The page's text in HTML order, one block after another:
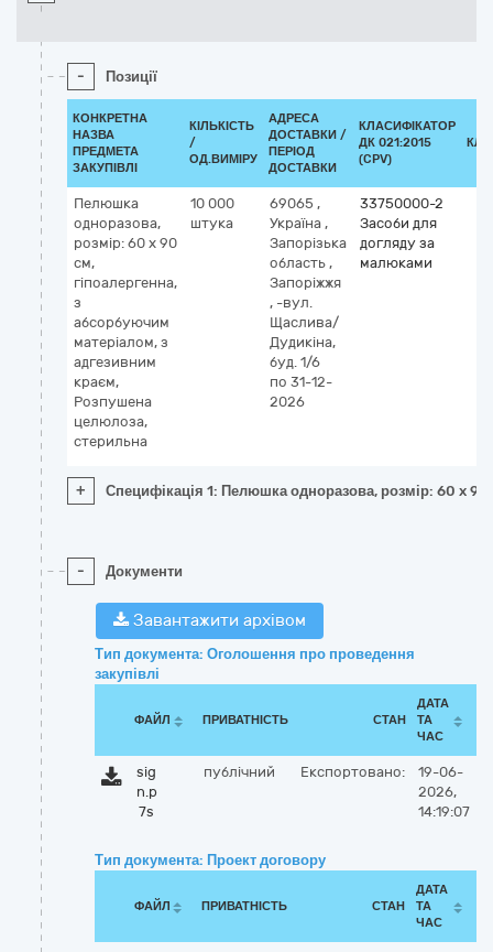
- Позиції
КОНКРЕТНА
НАЗВА
ПРЕДМЕТА
ЗАКУПІВЛІ
КІЛЬКІСТЬ
/
ОД.ВИМІРУ
АДРЕСА
ДОСТАВКИ /
ПЕРІОД
ДОСТАВКИ
КЛАСИФІКАТОР
ДК 021:2015
(CPV)
Пелюшка
одноразова,
розмір: 60 x 90
см,
гіпоалергенна,
з
абсорбуючим
матеріалом, з
адгезивним
краєм,
Розпушена
целюлоза,
стерильна
10 000
штука
69065 ,
Україна ,
Запорізька
область ,
Запоріжжя
, -вул.
Щаслива/
Дудикіна,
буд. 1/6
по 31-12-
2026
33750000-2
Засоби для
догляду за
малюками
+ Специфікація 1: Пелюшка одноразова, розмір: 60 x
- Документи
Завантажити архівом
Тип документа: Оголошення про проведення
закупівлі
ФАЙЛ ПРИВАТНІСТЬ СТАН
ДАТА
ТА
ЧАС
sig
n.p
7s
публічний Експортовано:
19-06-
2026,
14:19:07
Тип документа: Проект договору
ФАЙЛ ПРИВАТНІСТЬ СТАН
ДАТА
ТА
ЧАС